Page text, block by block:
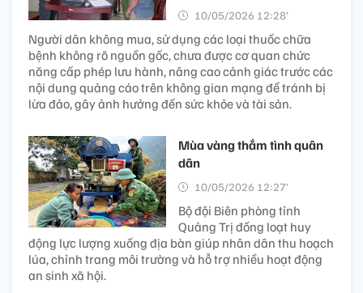
10/05/2026 12:28’
Người dân không mua, sử dụng các loại thuốc chữa
bệnh không rõ nguồn gốc, chưa được cơ quan chức
năng cấp phép lưu hành, nâng cao cảnh giác trước các
nội dung quảng cáo trên không gian mạng để tránh bị
lừa đảo, gây ảnh hưởng đến sức khỏe và tài sản.
Mùa vàng thắm tình quân
dân
10/05/2026 12:27’
Bộ đội Biên phòng tỉnh
Quảng Trị đồng loạt huy
động lực lượng xuống địa bàn giúp nhân dân thu hoạch
lúa, chỉnh trang môi trường và hỗ trợ nhiều hoạt động
an sinh xã hội.